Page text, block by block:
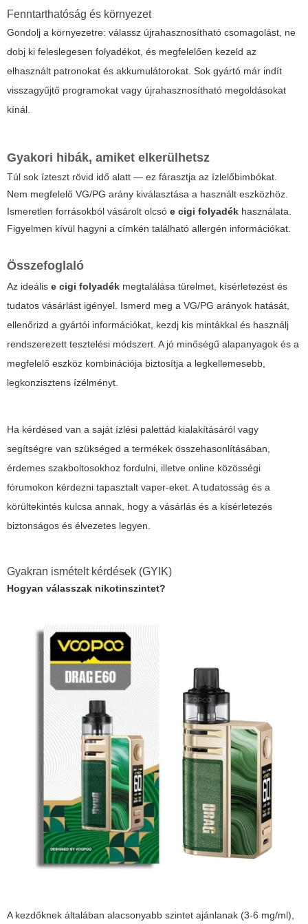
Fenntarthatóság és környezet
Gondolj a környezetre: válassz újrahasznosítható csomagolást, ne
dobj ki feleslegesen folyadékot, és megfelelően kezeld az
elhasznált patronokat és akkumulátorokat. Sok gyártó már indít
visszagyűjtő programokat vagy újrahasznosítható megoldásokat
kínál.
Gyakori hibák, amiket elkerülhetsz
Túl sok ízteszt rövid idő alatt — ez fárasztja az ízlelőbimbókat.
Nem megfelelő VG/PG arány kiválasztása a használt eszközhöz.
Ismeretlen forrásokból vásárolt olcsó e cigi folyadék használata.
Figyelmen kívül hagyni a címkén található allergén információkat.
Összefoglaló
Az ideális e cigi folyadék megtalálása türelmet, kísérletezést és
tudatos vásárlást igényel. Ismerd meg a VG/PG arányok hatását,
ellenőrizd a gyártói információkat, kezdj kis mintákkal és használj
rendszerezett tesztelési módszert. A jó minőségű alapanyagok és a
megfelelő eszköz kombinációja biztosítja a legkellemesebb,
legkonzisztens ízélményt.
Ha kérdésed van a saját ízlési palettád kialakításáról vagy
segítségre van szükséged a termékek összehasonlításában,
érdemes szakboltosokhoz fordulni, illetve online közösségi
fórumokon kérdezni tapasztalt vaper-eket. A tudatosság és a
körültekintés kulcsa annak, hogy a vásárlás és a kísérletezés
biztonságos és élvezetes legyen.
Gyakran ismételt kérdések (GYIK)
Hogyan válasszak nikotinszintet?
A kezdőknek általában alacsonyabb szintet ajánlanak (3-6 mg/ml),